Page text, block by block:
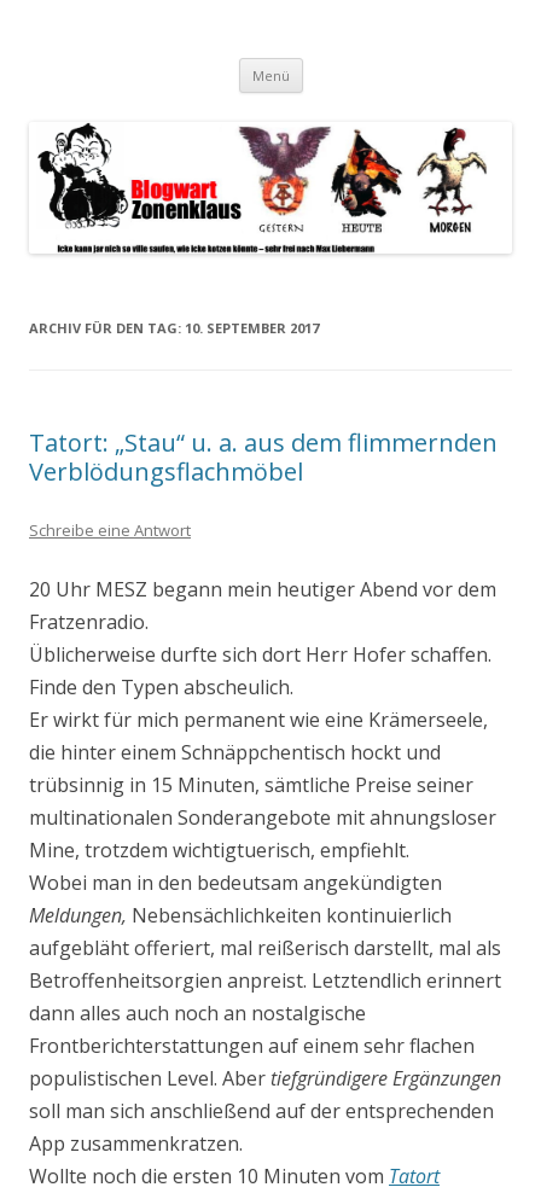
spiegeln im wesentlichen den Gesundheitszustand dieser unserer
Menü Zum
springen
ARCHIV FÜR DEN TAG: 10. SEPTEMBER 2017
Tatort: „Stau“ u. a. aus dem flimmernden
Verblödungsflachmöbel
Schreibe eine Antwort
20 Uhr MESZ begann mein heutiger Abend vor dem
Fratzenradio.
Üblicherweise durfte sich dort Herr Hofer schaffen.
Finde den Typen abscheulich.
Er wirkt für mich permanent wie eine Krämerseele,
die hinter einem Schnäppchentisch hockt und
trübsinnig in 15 Minuten, sämtliche Preise seiner
multinationalen Sonderangebote mit ahnungsloser
Mine, trotzdem wichtigtuerisch, empfiehlt.
Wobei man in den bedeutsam angekündigten
Meldungen, Nebensächlichkeiten kontinuierlich
aufgebläht offeriert, mal reißerisch darstellt, mal als
Betroffenheitsorgien anpreist. Letztendlich erinnert
dann alles auch noch an nostalgische
Frontberichterstattungen auf einem sehr flachen
populistischen Level. Aber tiefgründigere Ergänzungen
soll man sich anschließend auf der entsprechenden
App zusammenkratzen.
Wollte noch die ersten 10 Minuten vom Tatort